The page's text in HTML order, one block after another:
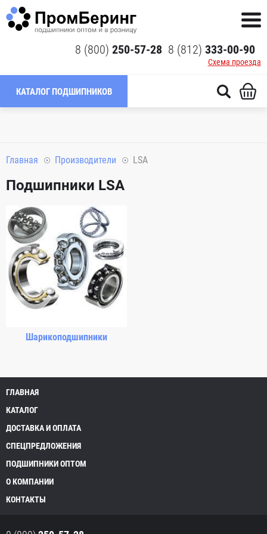
8 (800) 250-57-28 8 (812) 333-00-90
Схема проезда
КАТАЛОГ ПОДШИПНИКОВ
Главная Производители LSA
Подшипники LSA
Шарикоподшипники
ГЛАВНАЯ
КАТАЛОГ
ДОСТАВКА И ОПЛАТА
СПЕЦПРЕДЛОЖЕНИЯ
ПОДШИПНИКИ ОПТОМ
О КОМПАНИИ
КОНТАКТЫ